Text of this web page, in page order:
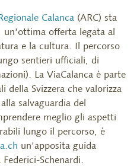
Calanca (ARC) sta
un'ottima offerta legata al
e la cultura. Il percorso
sentieri ufficiali, di
La ViaCalanca è parte
Svizzera che valorizza
salvaguardia del
meglio gli aspetti
lungo il percorso, è
un'apposita guida
Schenardi.